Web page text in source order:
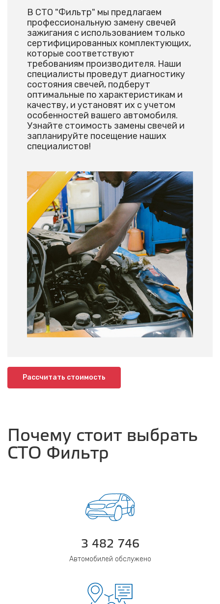
В СТО "Фильтр" мы предлагаем
профессиональную замену свечей
зажигания с использованием только
сертифицированных комплектующих,
которые соответствуют
требованиям производителя. Наши
специалисты проведут диагностику
состояния свечей, подберут
оптимальные по характеристикам и
качеству, и установят их с учетом
особенностей вашего автомобиля.
Узнайте стоимость замены свечей и
запланируйте посещение наших
специалистов!
Рассчитать стоимость
Почему стоит выбрать
СТО Фильтр
3 482 746
Автомобилей обслужено